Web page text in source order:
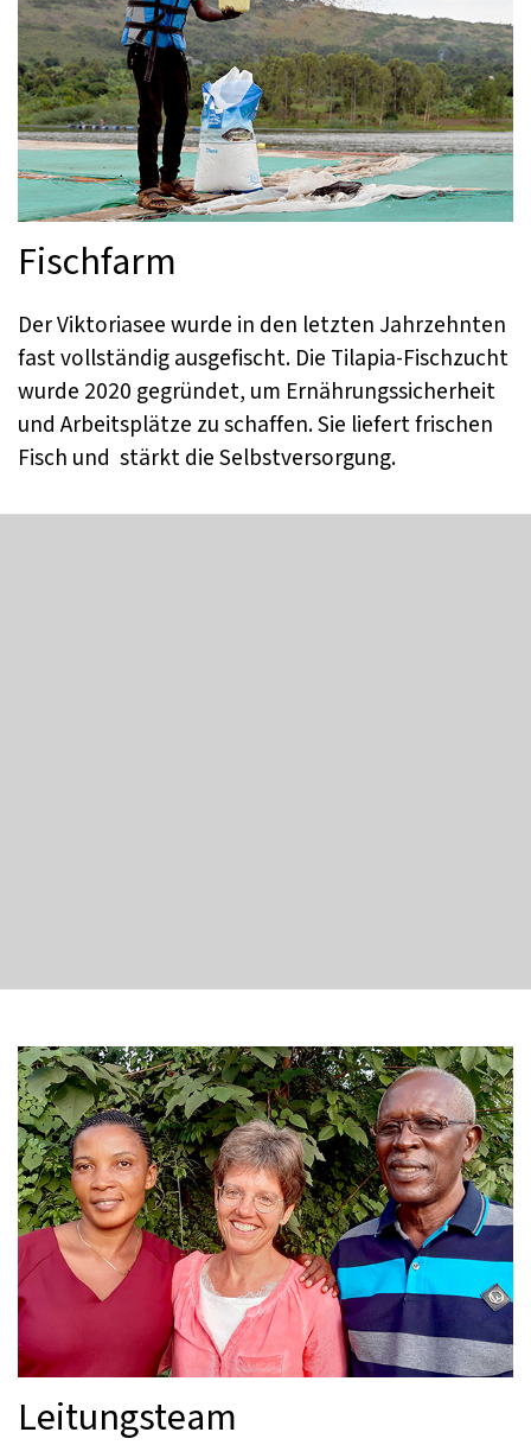
Fischfarm
Der Viktoriasee wurde in den letzten Jahrzehnten
fast vollständig ausgefischt. Die Tilapia-Fischzucht
wurde 2020 gegründet, um Ernährungssicherheit
und Arbeitsplätze zu schaffen. Sie liefert frischen
Fisch und stärkt die Selbstversorgung.
Leitungsteam